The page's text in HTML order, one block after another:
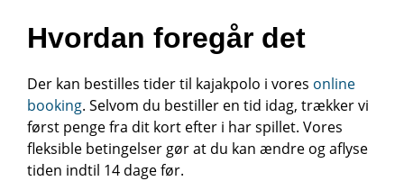
Hvordan foregår det
Der kan bestilles tider til kajakpolo i vores online
booking. Selvom du bestiller en tid idag, trækker vi
først penge fra dit kort efter i har spillet. Vores
fleksible betingelser gør at du kan ændre og aflyse
tiden indtil 14 dage før.